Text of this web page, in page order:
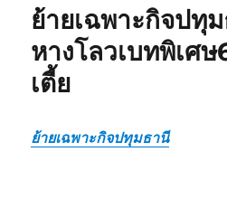
ย้ายเฉพาะกิจปทุ
หางโลวเบทพิเศ
เตี้ย
ย้ายเฉพาะกิจปทุมธานี